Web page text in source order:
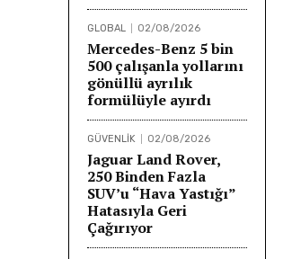
GLOBAL 02/08/2026
Mercedes-Benz 5 bin
500 çalışanla yollarını
gönüllü ayrılık
formülüyle ayırdı
GÜVENLİK 02/08/2026
Jaguar Land Rover,
250 Binden Fazla
SUV’u “Hava Yastığı”
Hatasıyla Geri
Çağırıyor